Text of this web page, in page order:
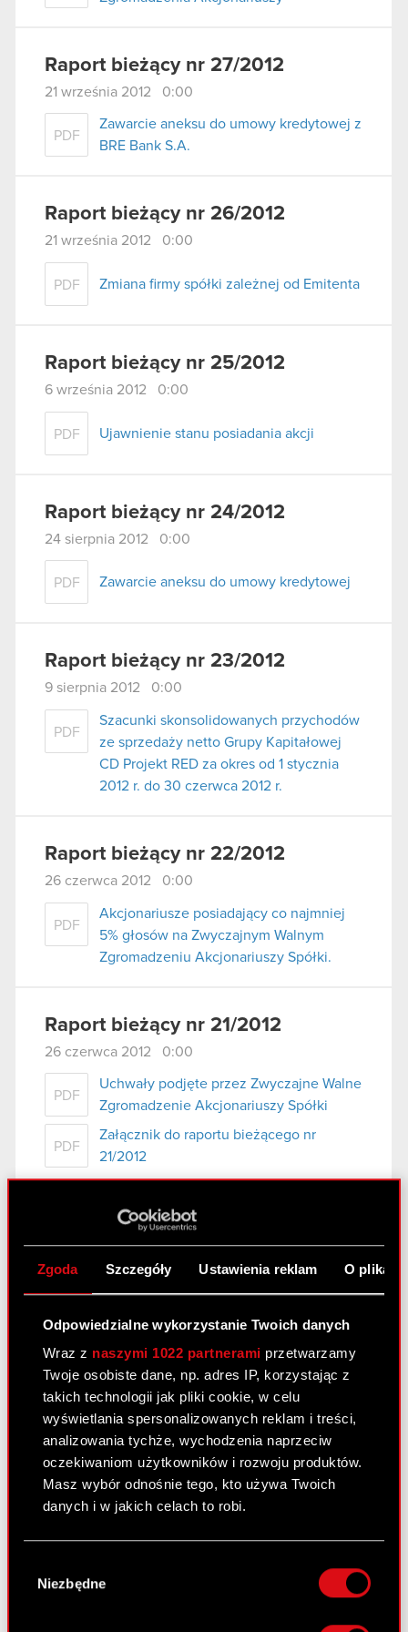
Zgoda Szczegóły Ustawienia reklam O
Odpowiedzialne wykorzystanie Twoich danych
Wraz z naszymi 1022 partnerami przetwarzamy
Twoje osobiste dane, np. adres IP, korzystając z
takich technologii jak pliki cookie, w celu
wyświetlania spersonalizowanych reklam i treści,
analizowania tychże, wychodzenia naprzeciw
oczekiwaniom użytkowników i rozwoju produktów.
Masz wybór odnośnie tego, kto używa Twoich
danych i w jakich celach to robi.
lokalizacji geograficznej z dokładnością nawet
zgody
Niezbędne
Raport bieżący nr 27/2012
21 września 2012 0:00
PDF
Zawarcie aneksu do umowy kredytowej z
BRE Bank S.A.
Raport bieżący nr 26/2012
21 września 2012 0:00
PDF Zmiana firmy spółki zależnej od Emitenta
Raport bieżący nr 25/2012
6 września 2012 0:00
PDF Ujawnienie stanu posiadania akcji
Raport bieżący nr 24/2012
24 sierpnia 2012 0:00
PDF Zawarcie aneksu do umowy kredytowej
Raport bieżący nr 23/2012
9 sierpnia 2012 0:00
PDF
Szacunki skonsolidowanych przychodów
ze sprzedaży netto Grupy Kapitałowej
CD Projekt RED za okres od 1 stycznia
2012 r. do 30 czerwca 2012 r.
Raport bieżący nr 22/2012
26 czerwca 2012 0:00
PDF
Akcjonariusze posiadający co najmniej
5% głosów na Zwyczajnym Walnym
Zgromadzeniu Akcjonariuszy Spółki.
Raport bieżący nr 21/2012
26 czerwca 2012 0:00
PDF
Uchwały podjęte przez Zwyczajne Walne
Zgromadzenie Akcjonariuszy Spółki
PDF
Załącznik do raportu bieżącego nr
21/2012
Raport bieżący nr 20/2012
15 czerwca 2012 0:00
PDF
PDF Załącznik nr 1
PDF Załączniki nr 2
Raport bieżący nr 19/2012
30 maja 2012 0:00
PDF